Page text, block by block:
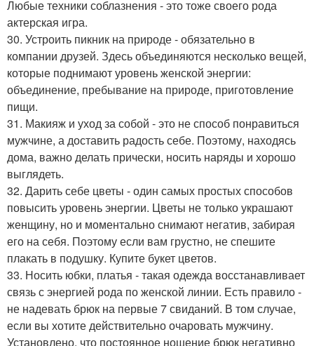
Любые техники соблазнения - это тоже своего рода
актерская игра.
30. Устроить пикник на природе - обязательно в
компании друзей. Здесь объединяются несколько вещей,
которые поднимают уровень женской энергии:
объединение, пребывание на природе, приготовление
пищи.
31. Макияж и уход за собой - это не способ понравиться
мужчине, а доставить радость себе. Поэтому, находясь
дома, важно делать прически, носить наряды и хорошо
выглядеть.
32. Дарить себе цветы - один самых простых способов
повысить уровень энергии. Цветы не только украшают
женщину, но и моментально снимают негатив, забирая
его на себя. Поэтому если вам грустно, не спешите
плакать в подушку. Купите букет цветов.
33. Носить юбки, платья - такая одежда восстанавливает
связь с энергией рода по женской линии. Есть правило -
не надевать брюк на первые 7 свиданий. В том случае,
если вы хотите действительно очаровать мужчину.
Установлено, что постоянное ношение брюк негативно